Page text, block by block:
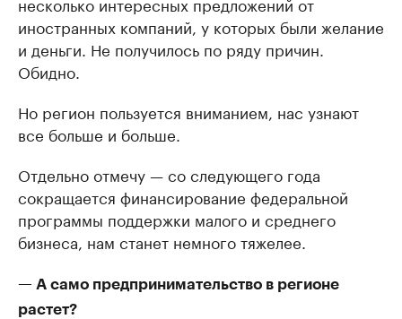
иностранных компаний, у которых были желание
и деньги. Не получилось по ряду причин.
Обидно.
Но регион пользуется вниманием, нас узнают
все больше и больше.
Отдельно отмечу — со следующего года
сокращается финансирование федеральной
программы поддержки малого и среднего
бизнеса, нам станет немного тяжелее.
— А само предпринимательство в регионе
растет?